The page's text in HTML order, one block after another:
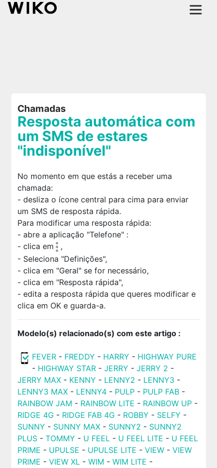
Chamadas
Resposta automática com
um SMS de estares
"indisponível"
No momento em que estás a receber uma
chamada:
- desliza o ícone central para cima para enviar
um SMS de resposta rápida.
Para modificar uma resposta rápida:
- abre a aplicação "Telefone" :
- clica em
,
- Seleciona "Definições",
- clica em "Geral" se for necessário,
- clica em "Resposta rápida",
- edita a resposta rápida que queres modificar e
clica em OK e guarda-a.
Modelo(s) relacionado(s) com este artigo :
FEVER - FREDDY - HARRY - HIGHWAY PURE
- HIGHWAY STAR - JERRY - JERRY 2 -
JERRY MAX- KENNY - LENNY2 - LENNY3 -
LENNY3 MAX- LENNY4- PULP - PULP FAB-
RAINBOW JAM - RAINBOW LITE - RAINBOW UP-
RIDGE 4G - RIDGE FAB 4G - ROBBY - SELFY -
SUNNY - SUNNY MAX- SUNNY2 - SUNNY2
PLUS- TOMMY - U FEEL- U FEEL LITE - U FEEL
PRIME - UPULSE - UPULSE LITE - VIEW- VIEW
PRIME - VIEW XL- WIM - WIM LITE -